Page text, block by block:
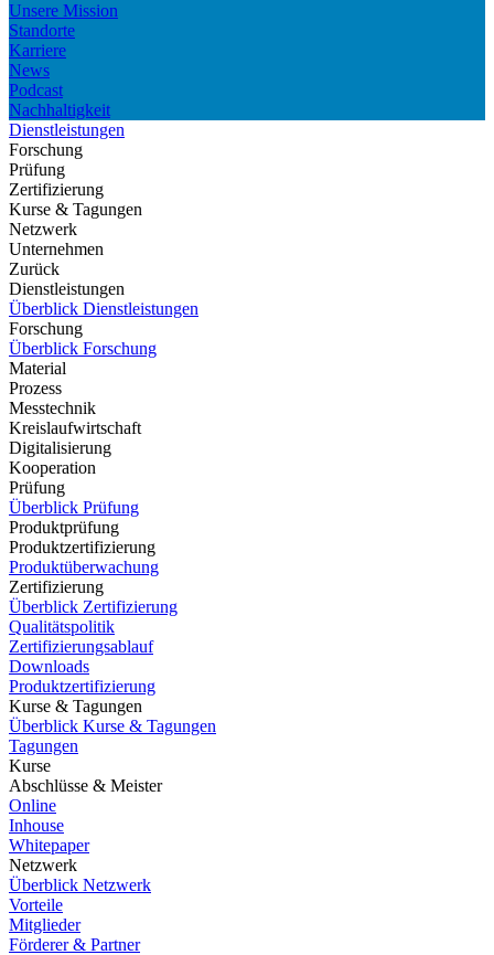
Unsere Mission
Standorte
Karriere
News
Podcast
Nachhaltigkeit
Dienstleistungen
Forschung
Prüfung
Zertifizierung
Kurse & Tagungen
Netzwerk
Unternehmen
Zurück
Dienstleistungen
Überblick Dienstleistungen
Forschung
Überblick Forschung
Material
Prozess
Messtechnik
Kreislaufwirtschaft
Digitalisierung
Kooperation
Prüfung
Überblick Prüfung
Produktprüfung
Produktzertifizierung
Produktüberwachung
Zertifizierung
Überblick Zertifizierung
Qualitätspolitik
Zertifizierungsablauf
Downloads
Produktzertifizierung
Kurse & Tagungen
Überblick Kurse & Tagungen
Tagungen
Kurse
Abschlüsse & Meister
Online
Inhouse
Whitepaper
Netzwerk
Überblick Netzwerk
Vorteile
Mitglieder
Förderer & Partner